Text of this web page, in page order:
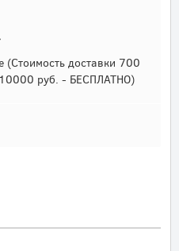
(Стоимость доставки 700
10000 руб. - БЕСПЛАТНО)